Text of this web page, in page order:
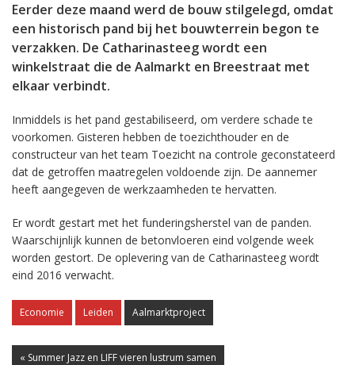
Eerder deze maand werd de bouw stilgelegd, omdat
een historisch pand bij het bouwterrein begon te
verzakken. De Catharinasteeg wordt een
winkelstraat die de Aalmarkt en Breestraat met
elkaar verbindt.
Inmiddels is het pand gestabiliseerd, om verdere schade te
voorkomen. Gisteren hebben de toezichthouder en de
constructeur van het team Toezicht na controle geconstateerd
dat de getroffen maatregelen voldoende zijn. De aannemer
heeft aangegeven de werkzaamheden te hervatten.
Er wordt gestart met het funderingsherstel van de panden.
Waarschijnlijk kunnen de betonvloeren eind volgende week
worden gestort. De oplevering van de Catharinasteeg wordt
eind 2016 verwacht.
Economie Leiden Aalmarktproject
« Summer Jazz en LIFF vieren lustrum samen